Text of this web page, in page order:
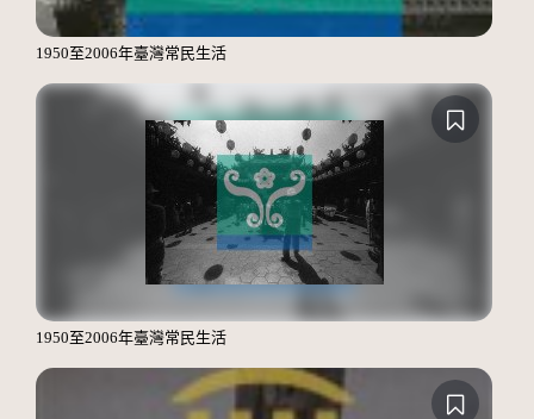
1950至2006年臺灣常民生活
1950至2006年臺灣常民生活